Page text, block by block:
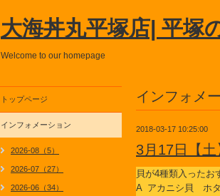
大海丼丸平塚店| 平塚
Welcome to our homepage
インフォメ
2018-03-17 10:25:00
3月17日【
貝が4種類入ったお
A アカニシ貝
トップページ
インフォメーション
2026-08（5）
2026-07（27）
2026-06（34）